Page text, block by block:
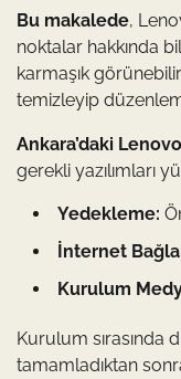
Bu makalede,
noktalar hakkında
karmaşık
temizleyip
Ankara’daki
gerekli yazılımları
Yedekleme:
İnternet
Kurulum
Kurulum sırasında
tamamladıktan